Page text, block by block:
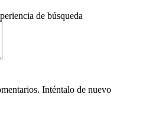
de búsqueda
Inténtalo de nuevo